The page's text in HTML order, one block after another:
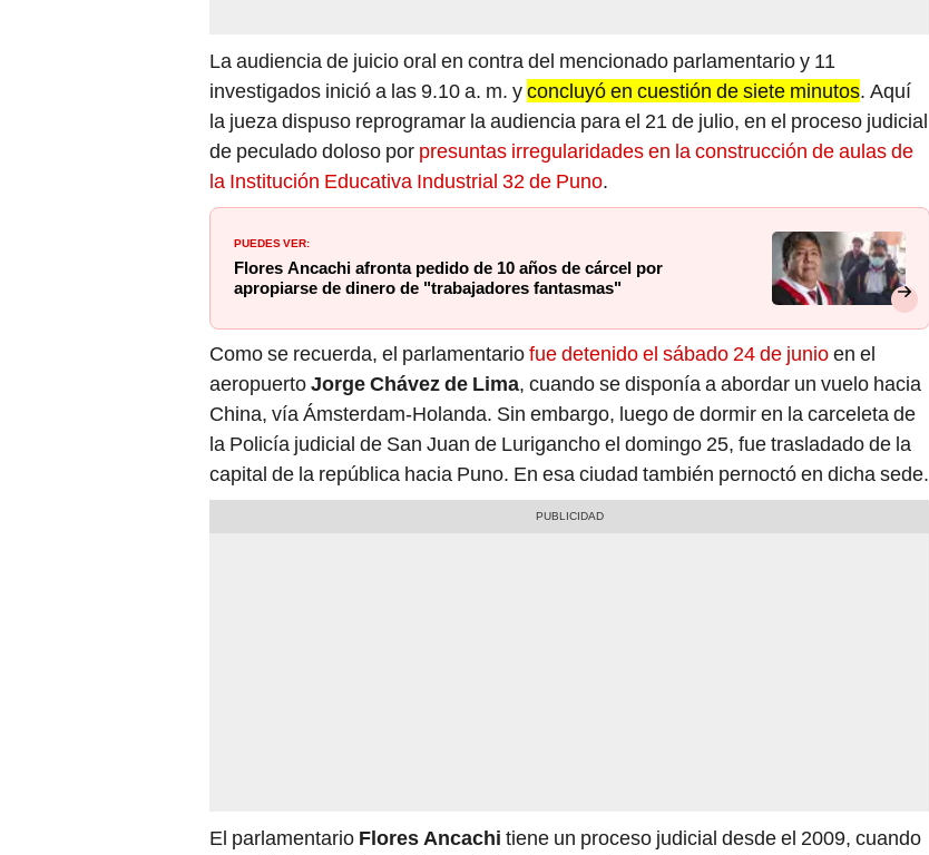
La audiencia de juicio oral en contra del mencionado parlamentario y 11
investigados inició a las 9.10 a. m. yconcluyó en cuestión de siete minutos. Aquí
la jueza dispuso reprogramar la audiencia para el 21 de julio, en el proceso judicial
de peculado doloso por presuntas irregularidades en la construcción de aulas de
la Institución Educativa Industrial 32 de Puno.
PUEDES VER:
Flores Ancachi afronta pedido de 10 años de cárcel por
apropiarse de dinero de "trabajadores fantasmas"
Como se recuerda, el parlamentariofue detenido el sábado 24 de junioen el
aeropuertoJorge Chávez de Lima, cuando se disponía a abordar un vuelo hacia
China, vía Ámsterdam-Holanda. Sin embargo, luego de dormir en la carceleta de
la Policía judicial de San Juan de Lurigancho el domingo 25, fue trasladado de la
capital de la república hacia Puno. En esa ciudad también pernoctó en dicha sede.
El parlamentario Flores Ancachi tiene un proceso judicial desde el 2009, cuando